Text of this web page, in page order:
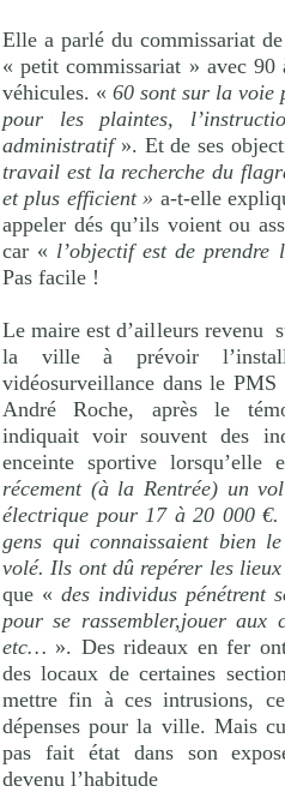
Elle a parlé du commissariat
« petit commissariat » avec
véhicules. « 60 sont sur la voie
pour les plaintes,
administratif». Et de ses
travail est la recherche du
et plus efficient » a-t-elle
appeler dés qu’ils voient ou
car « l’objectif est de
Pas facile !
Le maire est d’ailleurs revenu
la ville à prévoir
vidéosurveillance dans le
André Roche, après le
indiquait voir souvent des
enceinte sportive lorsqu’elle
récement (à la Rentrée) un
électrique pour 17 à 20 000
gens qui connaissaient bien
volé. Ils ont dû repérer les
que « des individus pénétrent
pour se rassembler,jouer
etc… ». Des rideaux en fer
des locaux de certaines
mettre fin à ces intrusions,
dépenses pour la ville. Mais
pas fait état dans son
devenu l’habitude